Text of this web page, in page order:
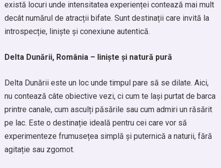
există locuri unde intensitatea experienței contează mai mult
decât numărul de atracții bifate. Sunt destinații care invită la
introspecție, liniște și conexiune autentică.
Delta Dunării, România – liniște și natură pură
Delta Dunării este un loc unde timpul pare să se dilate. Aici,
nu contează câte obiective vezi, ci cum te lași purtat de barca
printre canale, cum asculți păsările sau cum admiri un răsărit
pe lac. Este o destinație ideală pentru cei care vor să
experimenteze frumusețea simplă și puternică a naturii, fără
agitație sau zgomot.